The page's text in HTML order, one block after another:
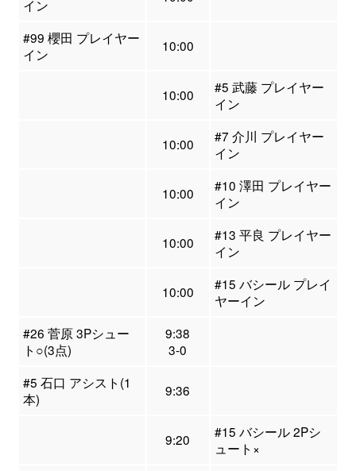
イン
#99 櫻田 プレイヤー
イン
10:00
10:00
#5 武藤 プレイヤー
イン
10:00
#7 介川 プレイヤー
イン
10:00
#10 澤田 プレイヤー
イン
10:00
#13 平良 プレイヤー
イン
10:00
#15 バシール プレイ
ヤーイン
#26 菅原 3Pシュー
ト○(3点)
9:38
3-0
#5 石口 アシスト(1
本)
9:36
9:20
#15 バシール 2Pシ
ュート×